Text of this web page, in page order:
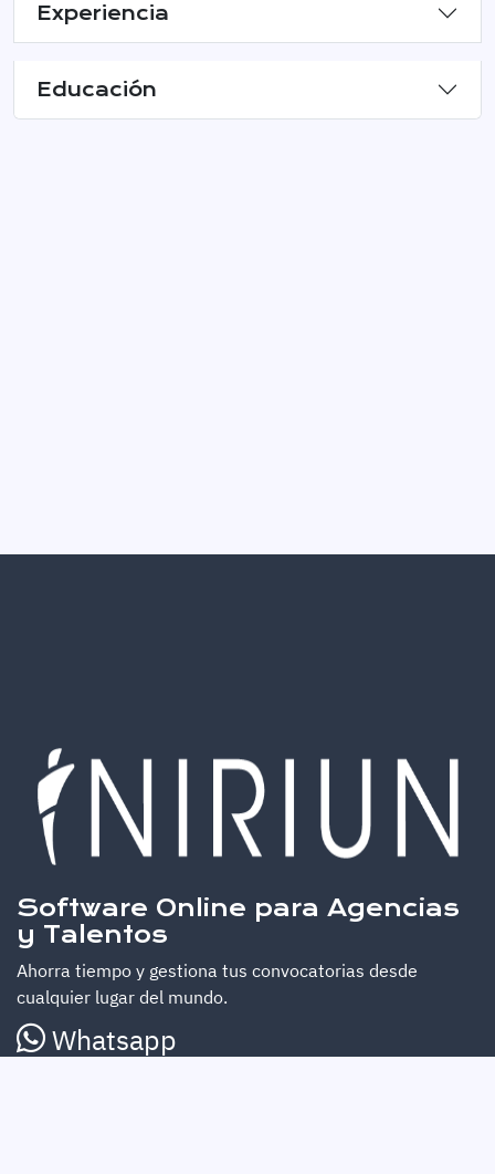
Experiencia
Educación
Software Online para Agencias
y Talentos
Ahorra tiempo y gestiona tus convocatorias desde
cualquier lugar del mundo.
Whatsapp